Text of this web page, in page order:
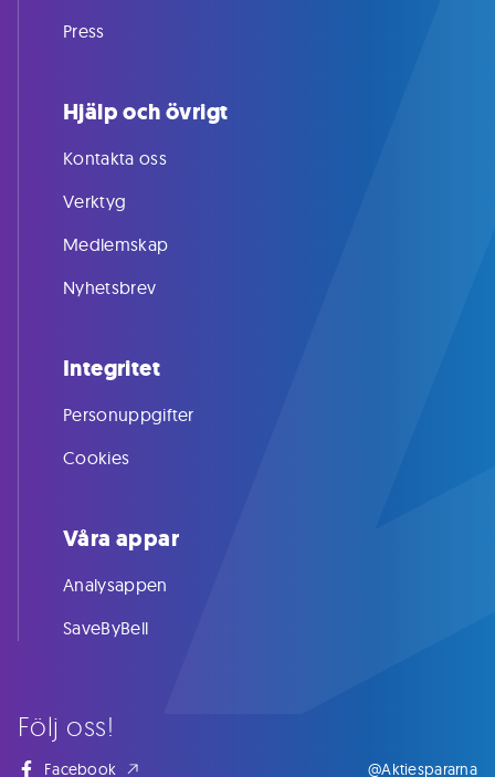
Följ oss!
Facebook @Aktiespararna
Press
Hjälp och övrigt
Kontakta oss
Verktyg
Medlemskap
Nyhetsbrev
Integritet
Personuppgifter
Cookies
Våra appar
Analysappen
SaveByBell